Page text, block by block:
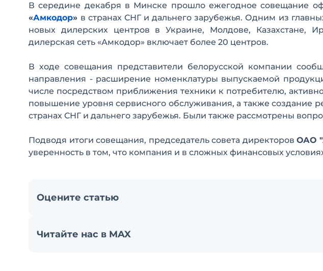
В середине декабря в Минске прошло ежегодное совещание
«Амкодор» в странах СНГ и дальнего зарубежья. Одним из
новых дилерских центров в Украине, Молдове, Казахстане,
дилерская сеть «Амкодор» включает более 20 центров.
В ходе совещания представители белорусской компании
направления - расширение номенклатуры выпускаемой
числе посредством приближения техники к потребителю,
повышение уровня сервисного обслуживания, а также создание
странах СНГ и дальнего зарубежья. Были также рассмотрены
Подводя итоги совещания, председатель совета директоров ОАО
уверенность в том, что компания и в сложных финансовых
Оцените статью
Читайте нас в MAX